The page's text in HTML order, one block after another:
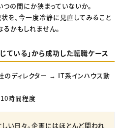
の間にか狭まっていないか。
を、今一度冷静に見直してみること
かもしれません。
ている」から成功した転職ケース
ディレクター → IT系インハウス動
時間程度
い日々。企画にはほとんど関われ